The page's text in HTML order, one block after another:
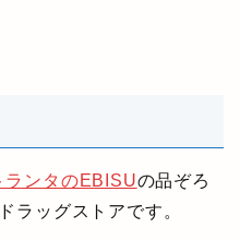
ランタのEBISUの品ぞろ
ラッグストアです。